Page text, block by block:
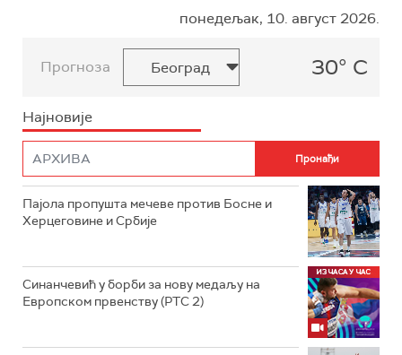
понедељак, 10. август 2026.
Прогноза 30° C
Најновије
Пајола пропушта мечеве против Босне и
Херцеговине и Србије
Синанчевић у борби за нову медаљу на
Европском првенству (РТС 2)